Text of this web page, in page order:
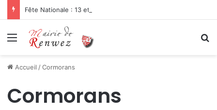
Fête Nationale : 13 et 14 juillet 2026
Menu
Accueil /Cormorans
Cormorans